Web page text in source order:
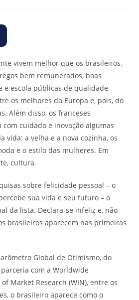
vivem melhor que os brasileiros.
bem remunerados, boas
e escola públicas de qualidade,
os melhores da Europa e, pois, do
Além disso, os franceses
cuidado e inovação algumas
vida: a velha e a nova cozinha, os
e o estilo das mulheres. Em
cultura.
sobre felicidade pessoal – o
sua vida e seu futuro – o
da lista. Declara-se infeliz e, não
brasileiros aparecem nas primeiras
Global de Otimismo, do
com a Worldwide
Market Research (WIN), entre os
o brasileiro aparece como o